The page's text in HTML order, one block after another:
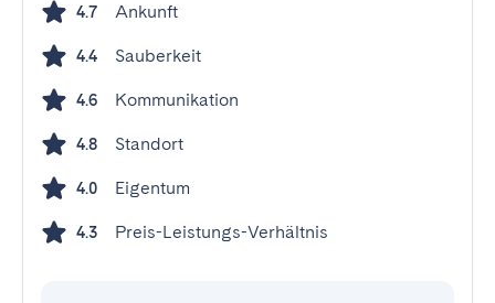
4.7 Ankunft
4.4 Sauberkeit
4.6 Kommunikation
4.8 Standort
4.0 Eigentum
4.3 Preis-Leistungs-Verhältnis